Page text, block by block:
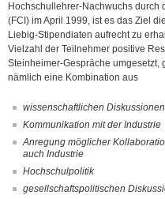
Hochschullehrer-Nachwuchs durch
(FCI) im April 1999, ist es das Ziel
Liebig-Stipendiaten aufrecht zu
Vielzahl der Teilnehmer positive
Steinheimer-Gespräche umgesetzt,
nämlich eine Kombination aus
wissenschaftlichen Diskussionen
Kommunikation mit der Industrie
Anregung möglicher
auch Industrie
Hochschulpolitik
gesellschaftspolitischen